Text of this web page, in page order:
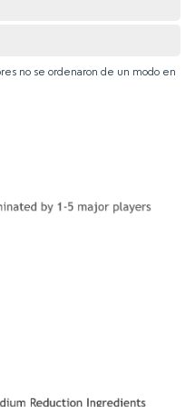
no se ordenaron de un modo en